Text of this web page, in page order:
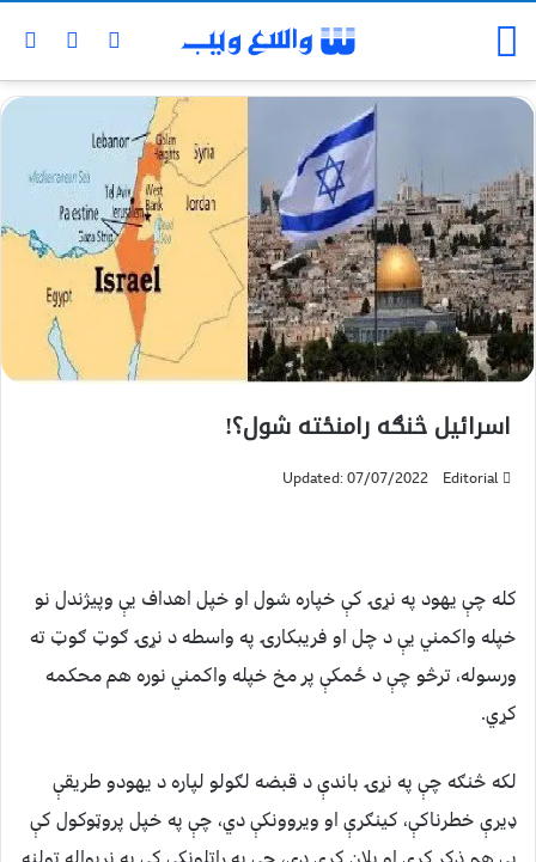
اسرائیل څنګه رامنځته شول؟!
Editorial
Updated: 07/07/2022
کله چې یهود په نړۍ کې خپاره شول او خپل اهداف یې وپيژندل نو
خپله واکمني یې د چل او فریبکارۍ په واسطه د نړۍ ګوټ ګوټ ته
ورسوله، ترڅو چې د ځمکې پر مخ خپله واکمني نوره هم محکمه
کړي.
لکه څنګه چې په نړۍ باندې د قبضه لګولو لپاره د یهودو طریقې
ډیرې خطرناکې، کینګرې او ویروونکې دي، چې په خپل پروټوکول کې